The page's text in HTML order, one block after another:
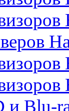
и Blu-